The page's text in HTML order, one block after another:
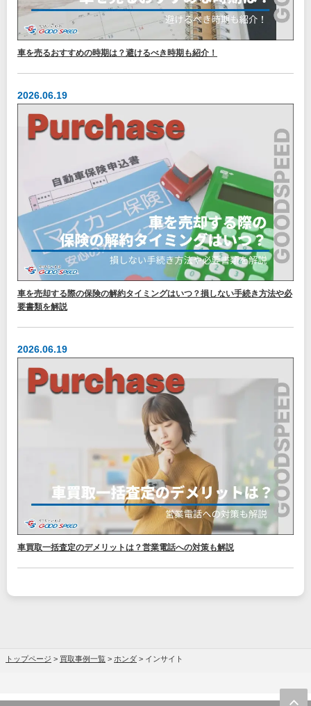
車を売るおすすめの時期は？避けるべき時期も紹介！
2026.06.19
車を売却する際の保険の解約タイミングはいつ？損しない手続き方法や必
要書類を解説
2026.06.19
車買取一括査定のデメリットは？営業電話への対策も解説
トップページ > 買取事例一覧 > ホンダ > インサイト